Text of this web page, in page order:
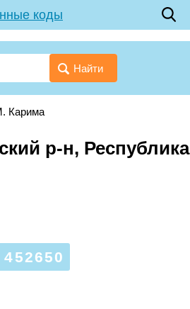
коды
Найти
Карима
р-н, Республика